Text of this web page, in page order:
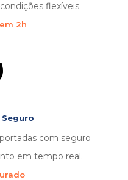
flexíveis.
2h
com seguro
em tempo real.